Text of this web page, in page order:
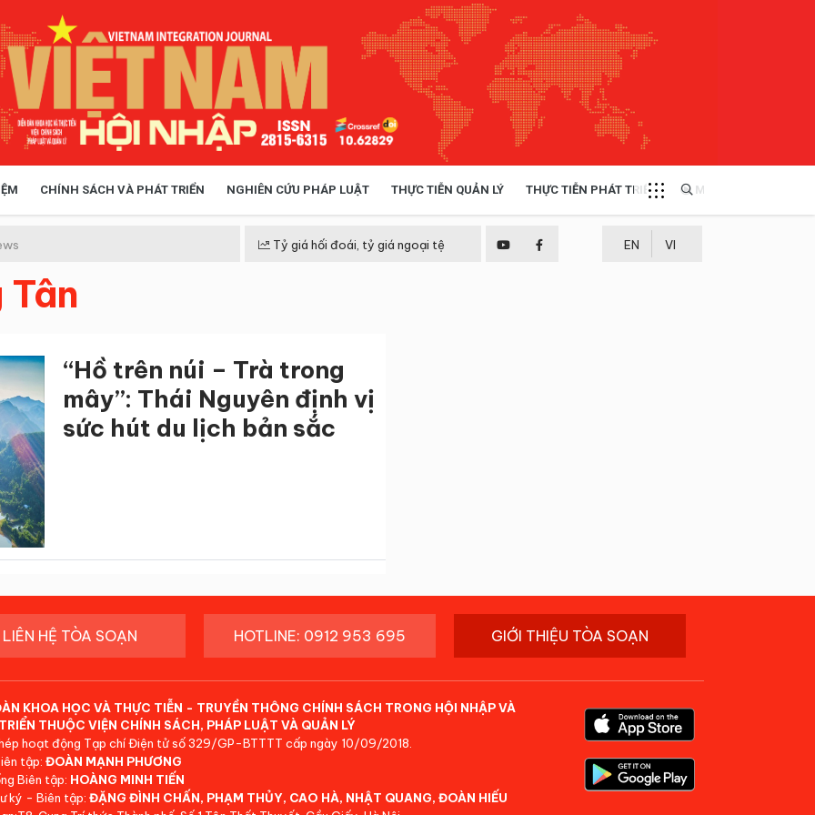
CHÍNH SÁCH VÀ PHÁT TRIỂN NGHIÊN CỨU PHÁP LUẬT THỰC TIỄN QUẢN LÝ THỰC TIỄN PHÁT TRIỂN MULTIMEDIA
Tỷ giá hối đoái, tỷ giá ngoại tệ EN VI
Tân
“Hồ trên núi – Trà trong
mây”: Thái Nguyên định vị
sức hút du lịch bản sắc
LIÊN HỆ TÒA SOẠN HOTLINE: 0912 953 695 GIỚI THIỆU TÒA SOẠN
KHOA HỌC VÀ THỰC TIỄN - TRUYỀN THÔNG CHÍNH SÁCH TRONG HỘI NHẬP VÀ
THUỘC VIỆN CHÍNH SÁCH, PHÁP LUẬT VÀ QUẢN LÝ
hoạt động Tạp chí Điện tử số 329/GP-BTTTT cấp ngày 10/09/2018.
tập: ĐOÀN MẠNH PHƯƠNG
Biên tập: HOÀNG MINH TIẾN
ký - Biên tập: ĐẶNG ĐÌNH CHẤN, PHẠM THỦY, CAO HÀ, NHẬT QUANG, ĐOÀN HIẾU